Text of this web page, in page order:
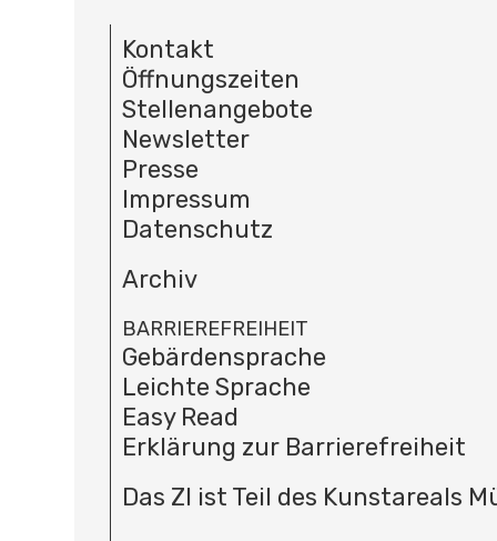
Kontakt
Öffnungszeiten
Stellenangebote
Newsletter
Presse
Impressum
Datenschutz
Archiv
BARRIEREFREIHEIT
Gebärdensprache
Leichte Sprache
Easy Read
Erklärung zur Barrierefreiheit
Das ZI ist Teil des Kunstareals